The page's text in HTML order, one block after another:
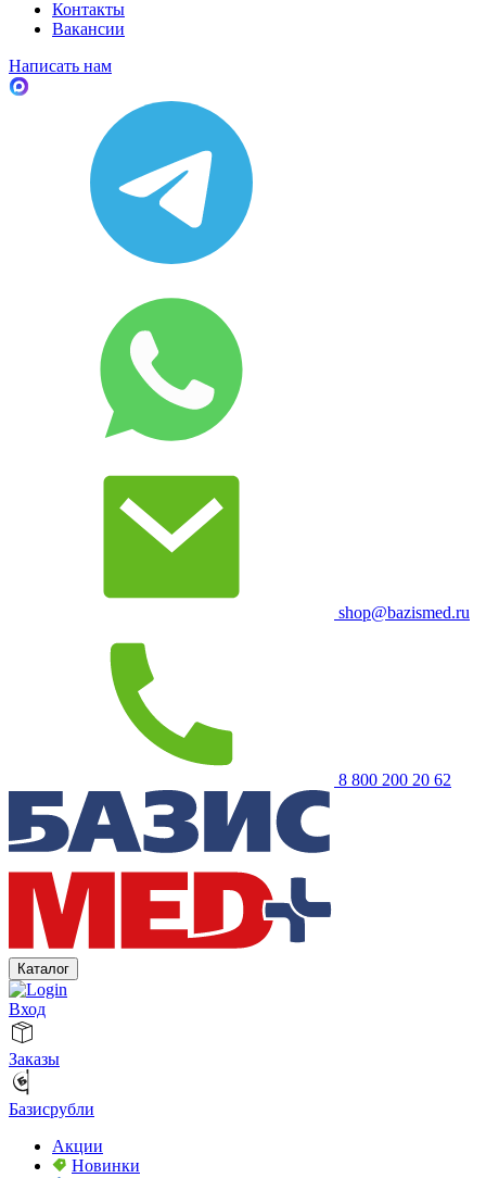
Контакты
Вакансии
Написать нам
shop@bazismed.ru
8 800 200 20 62
Каталог
Вход
Заказы
Базисрубли
Акции
Новинки